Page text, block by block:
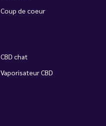
Coup de coeur
CBD chat
Vaporisateur CBD